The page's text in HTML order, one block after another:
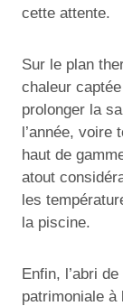
cette attente.
Sur le plan
chaleur
prolonger la
l’année, voire
haut de
atout
les
la piscine.
Enfin, l’abri
patrimoniale à